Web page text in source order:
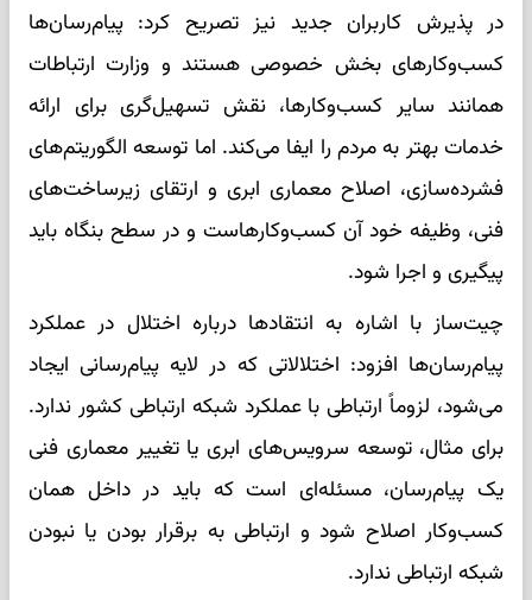
در پذیرش کاربران جدید نیز تصریح کرد: پیام‌رسان‌ها
کسب‌وکارهای بخش خصوصی هستند و وزارت ارتباطات
همانند سایر کسب‌وکارها، نقش تسهیل‌گری برای ارائه
خدمات بهتر به مردم را ایفا می‌کند. اما توسعه الگوریتم‌های
فشرده‌سازی، اصلاح معماری ابری و ارتقای زیرساخت‌های
فنی، وظیفه خود آن کسب‌وکارهاست و در سطح بنگاه باید
پیگیری و اجرا شود.
چیت‌ساز با اشاره به انتقادها درباره اختلال در عملکرد
پیام‌رسان‌ها افزود: اختلالاتی که در لایه پیام‌رسانی ایجاد
می‌شود، لزوماً ارتباطی با عملکرد شبکه ارتباطی کشور ندارد.
برای مثال، توسعه سرویس‌های ابری یا تغییر معماری فنی
یک پیام‌رسان، مسئله‌ای است که باید در داخل همان
کسب‌وکار اصلاح شود و ارتباطی به برقرار بودن یا نبودن
شبکه ارتباطی ندارد.